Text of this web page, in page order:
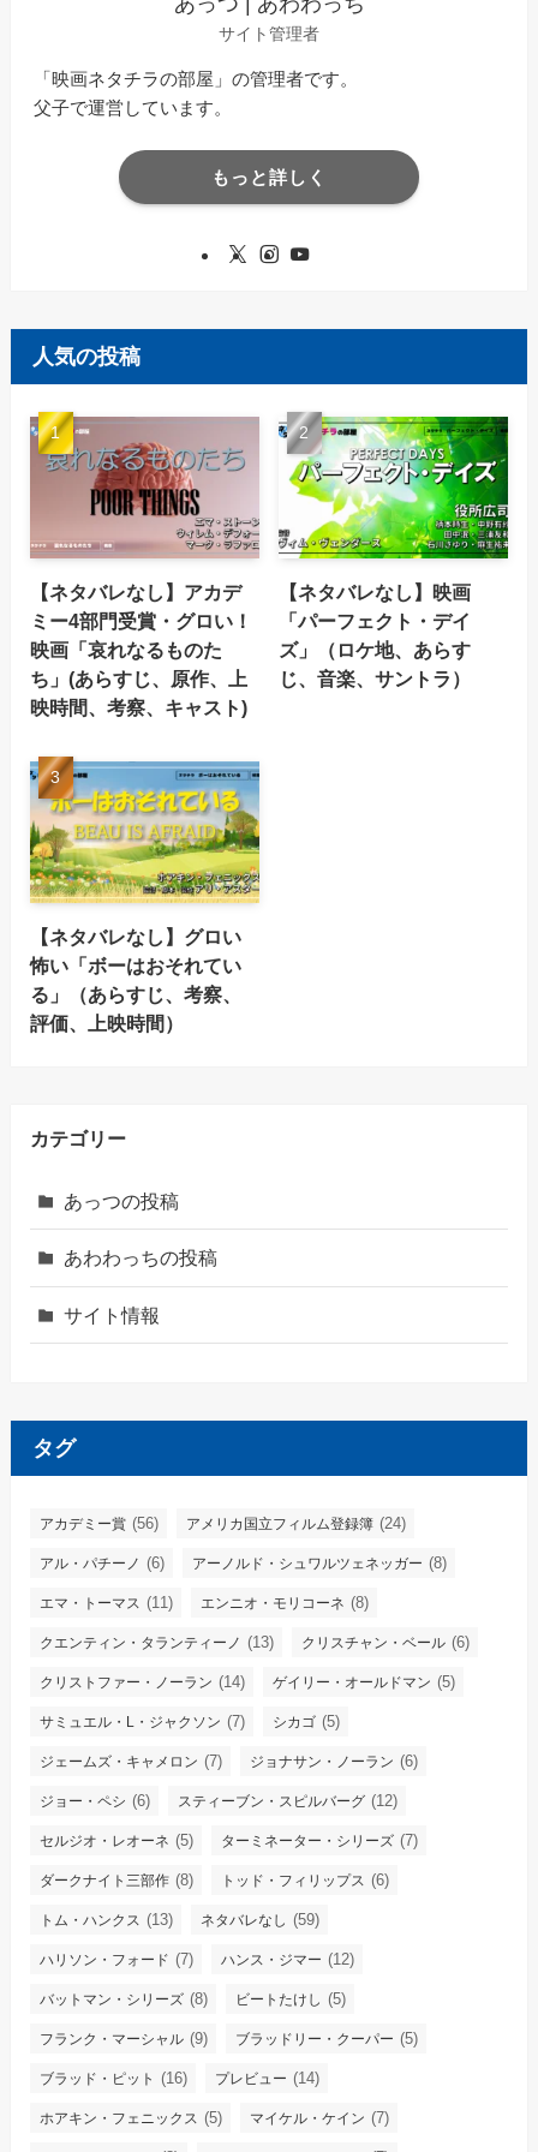
サイト管理者
「映画ネタチラの部屋」の管理者です。
父子で運営しています。
もっと詳しく
人気の投稿
【ネタバレなし】アカデ
ミー4部門受賞・グロい！
映画「哀れなるものた
ち」(あらすじ、原作、上
映時間、考察、キャスト)
【ネタバレなし】映画
「パーフェクト・デイ
ズ」（ロケ地、あらす
じ、音楽、サントラ）
【ネタバレなし】グロい
怖い「ボーはおそれてい
る」（あらすじ、考察、
評価、上映時間）
カテゴリー
あっつの投稿
あわわっちの投稿
サイト情報
タグ
アカデミー賞 (56) アメリカ国立フィルム登録簿 (24)
アル・パチーノ (6) アーノルド・シュワルツェネッガー (8)
エマ・トーマス (11) エンニオ・モリコーネ (8)
クエンティン・タランティーノ (13) クリスチャン・ベール (6)
クリストファー・ノーラン (14) ゲイリー・オールドマン (5)
サミュエル・L・ジャクソン (7) シカゴ (5)
ジェームズ・キャメロン (7) ジョナサン・ノーラン (6)
ジョー・ペシ (6) スティーブン・スピルバーグ (12)
セルジオ・レオーネ (5) ターミネーター・シリーズ (7)
ダークナイト三部作 (8) トッド・フィリップス (6)
トム・ハンクス (13) ネタバレなし (59)
ハリソン・フォード (7) ハンス・ジマー (12)
バットマン・シリーズ (8) ビートたけし (5)
フランク・マーシャル (9) ブラッドリー・クーパー (5)
ブラッド・ピット (16) プレビュー (14)
ホアキン・フェニックス (5) マイケル・ケイン (7)